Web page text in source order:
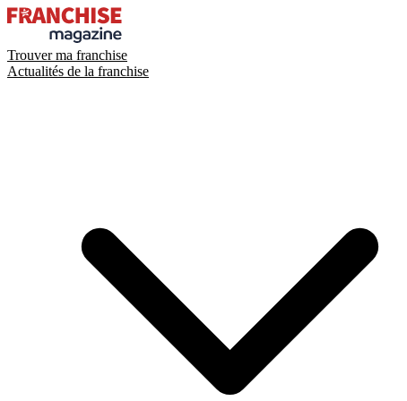
Trouver ma franchise
Actualités de la franchise